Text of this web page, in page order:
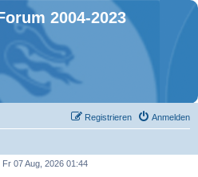
2004-2023
Anmelden
Registrieren
Fr 07 Aug, 2026 01:44